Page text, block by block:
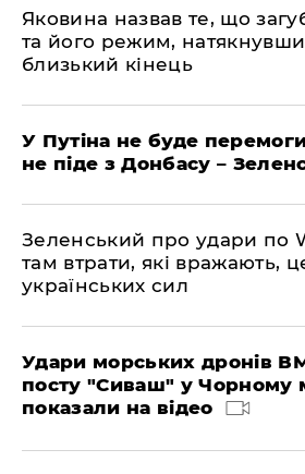
Яковина назвав те, що
та його режим,
близький кінець
У Путіна не буде
не піде з Донбасу –
Зеленський про удари по
там втрати, які вражають,
українських сил
Удари морських дронів
посту "Сиваш" у Чорному
показали на відео